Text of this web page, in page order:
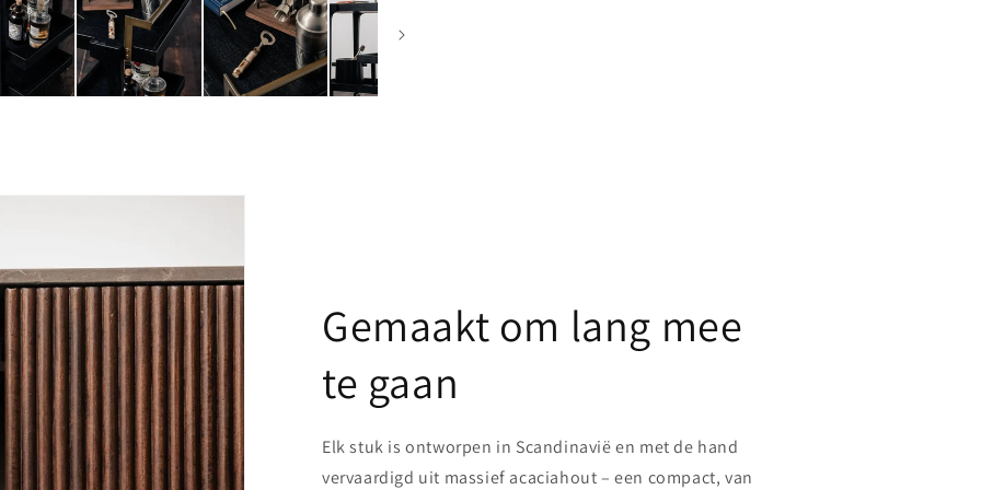
Gemaakt om lang mee
te gaan
Elk stuk is ontworpen in Scandinavië en met de hand
vervaardigd uit massief acaciahout – een compact, van